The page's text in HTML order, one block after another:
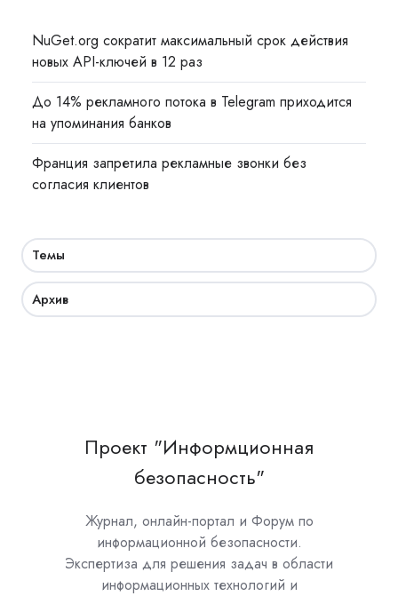
NuGet.org сократит максимальный срок действия
новых API-ключей в 12 раз
До 14% рекламного потока в Telegram приходится
на упоминания банков
Франция запретила рекламные звонки без
согласия клиентов
Темы
Архив
Проект "Информционная
безопасность"
Журнал, онлайн-портал и Форум по
информационной безопасности.
Экспертиза для решения задач в области
информационных технологий и